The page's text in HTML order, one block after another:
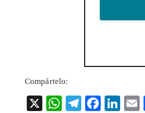
Compártelo:
X
W
T
F
Li